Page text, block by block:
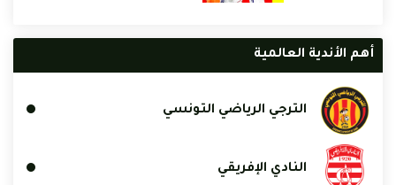
أهم الأندية العالمية
الترجي الرياضي التونسي
النادي الإفريقي